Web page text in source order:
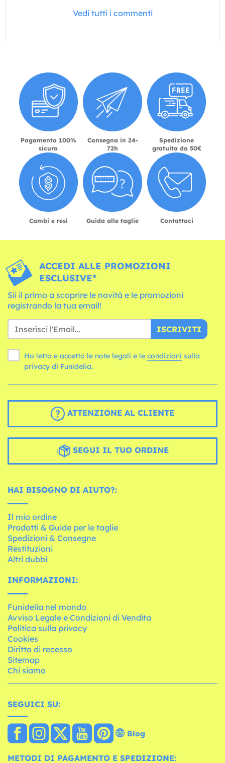
Vedi tutti i commenti
Pagamento 100%
sicuro
Consegna in 24-
72h
Spedizione
gratuita da 50€
Cambi e resi Guida alle taglie Contattaci
ACCEDI ALLE PROMOZIONI
ESCLUSIVE*
Sii il primo a scoprire le novità e le promozioni
registrando la tua email!
ISCRIVITI
Ho letto e accetto le note legali e le condizioni
privacy di Funidelia.
ATTENZIONE AL CLIENTE
SEGUI IL TUO ORDINE
HAI BISOGNO DI AIUTO?:
Il mio ordine
Prodotti & Guide per le taglie
Spedizioni & Consegne
Restituzioni
Altri dubbi
INFORMAZIONI:
Funidelia nel mondo
Avviso Legale e Condizioni di Vendita
Politica sulla privacy
Cookies
Diritto di recesso
Sitemap
Chi siamo
SEGUICI SU:
Blog
METODI DI PAGAMENTO E SPEDIZIONE: